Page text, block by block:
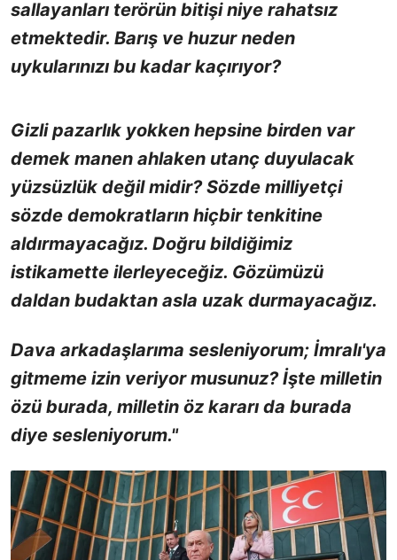
sallayanları terörün bitişi niye rahatsız
etmektedir. Barış ve huzur neden
uykularınızı bu kadar kaçırıyor?
Gizli pazarlık yokken hepsine birden var
demek manen ahlaken utanç duyulacak
yüzsüzlük değil midir? Sözde milliyetçi
sözde demokratların hiçbir tenkitine
aldırmayacağız. Doğru bildiğimiz
istikamette ilerleyeceğiz. Gözümüzü
daldan budaktan asla uzak durmayacağız.
Dava arkadaşlarıma sesleniyorum; İmralı'ya
gitmeme izin veriyor musunuz? İşte milletin
özü burada, milletin öz kararı da burada
diye sesleniyorum."